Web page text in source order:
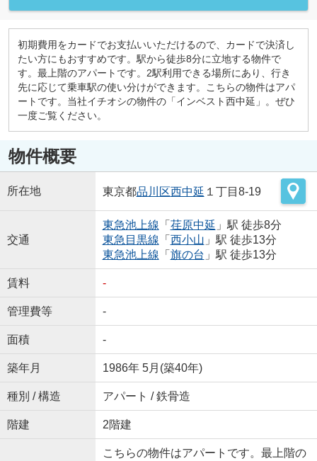
初期費用をカードでお支払いいただけるので、カードで決済し
たい方にもおすすめです。駅から徒歩8分に立地する物件で
す。最上階のアパートです。2駅利用できる場所にあり、行き
先に応じて乗車駅の使い分けができます。こちらの物件はアパ
ートです。当社イチオシの物件の「インベスト西中延」。ぜひ
一度ご覧ください。
物件概要
所在地 東京都品川区西中延 １丁目8-19
交通
東急池上線 「 荏原中延 」駅 徒歩8分
東急目黒線 「 西小山 」駅 徒歩13分
東急池上線 「 旗の台 」駅 徒歩13分
賃料 -
管理費等 -
面積 -
築年月 1986年 5月(築40年)
種別 / 構造 アパート / 鉄骨造
階建 2階建
こちらの物件はアパートです。最上階の